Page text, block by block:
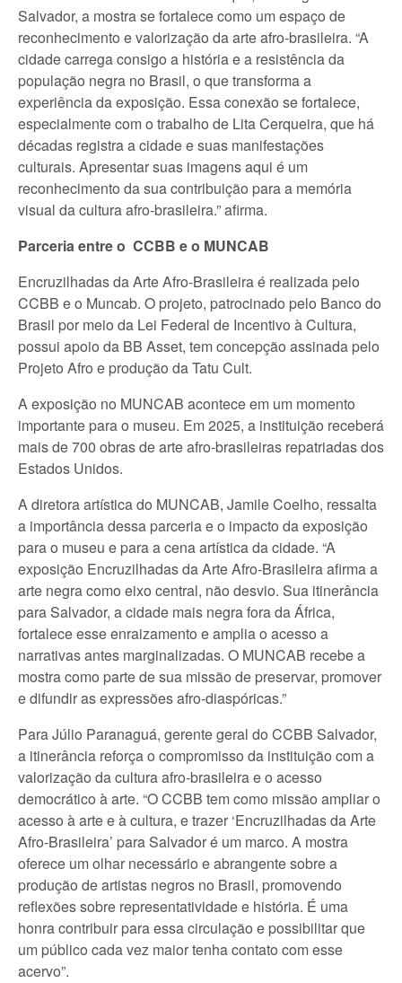
Salvador, a mostra se fortalece como um espaço de
reconhecimento e valorização da arte afro-brasileira. “A
cidade carrega consigo a história e a resistência da
população negra no Brasil, o que transforma a
experiência da exposição. Essa conexão se fortalece,
especialmente com o trabalho de Lita Cerqueira, que há
décadas registra a cidade e suas manifestações
culturais. Apresentar suas imagens aqui é um
reconhecimento da sua contribuição para a memória
visual da cultura afro-brasileira.” afirma.
Parceria entre o CCBB e o MUNCAB
Encruzilhadas da Arte Afro-Brasileira é realizada pelo
CCBB e o Muncab. O projeto, patrocinado pelo Banco do
Brasil por meio da Lei Federal de Incentivo à Cultura,
possui apoio da BB Asset, tem concepção assinada pelo
Projeto Afro e produção da Tatu Cult.
A exposição no MUNCAB acontece em um momento
importante para o museu. Em 2025, a instituição receberá
mais de 700 obras de arte afro-brasileiras repatriadas dos
Estados Unidos.
A diretora artística do MUNCAB, Jamile Coelho, ressalta
a importância dessa parceria e o impacto da exposição
para o museu e para a cena artística da cidade. “A
exposição Encruzilhadas da Arte Afro-Brasileira afirma a
arte negra como eixo central, não desvio. Sua itinerância
para Salvador, a cidade mais negra fora da África,
fortalece esse enraizamento e amplia o acesso a
narrativas antes marginalizadas. O MUNCAB recebe a
mostra como parte de sua missão de preservar, promover
e difundir as expressões afro-diaspóricas.”
Para Júlio Paranaguá, gerente geral do CCBB Salvador,
a itinerância reforça o compromisso da instituição com a
valorização da cultura afro-brasileira e o acesso
democrático à arte. “O CCBB tem como missão ampliar o
acesso à arte e à cultura, e trazer ‘Encruzilhadas da Arte
Afro-Brasileira’ para Salvador é um marco. A mostra
oferece um olhar necessário e abrangente sobre a
produção de artistas negros no Brasil, promovendo
reflexões sobre representatividade e história. É uma
honra contribuir para essa circulação e possibilitar que
um público cada vez maior tenha contato com esse
acervo”.